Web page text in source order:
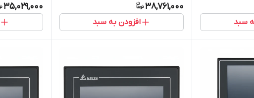
سبد
38,761,000
افزودن به سبد
35,029,000